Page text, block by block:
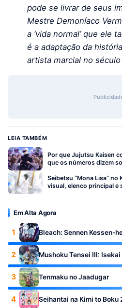
pode se livrar de seus
Mestre Demoníaco
a ‘vida normal’ que ele
é a adaptação da
artista marcial no século
LEIA TAMBÉM
Por que Jujutsu Kaisen
que os números dizem
Seibetsu “Mona Lisa” no
visual, elenco principal e
Em Alta Agora
1 Bleach: Sennen Kessen-
2 Mushoku Tensei III:
3 Tenmaku no Jaadugar
4 Seihantai na Kimi to Boku